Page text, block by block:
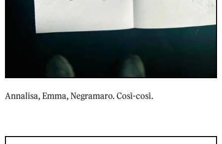
Annalisa, Emma, Negramaro. Così-così.